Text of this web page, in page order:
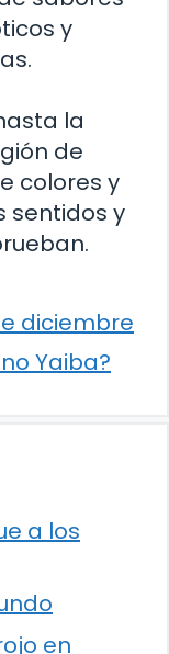
y
la
de
colores y
sentidos y
diciembre
Yaiba?
a los
en